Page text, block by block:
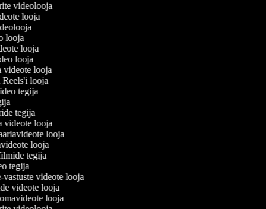
videolooja
looja
looja
looja
looja
videote looja
Reels'i looja
tegija
tegija
videote looja
looja
looja
tegija
tegija
vastuste videote looja
videote looja
looja